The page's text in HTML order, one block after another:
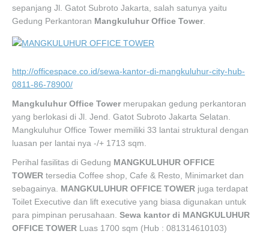
sepanjang Jl. Gatot Subroto Jakarta, salah satunya yaitu
Gedung Perkantoran Mangkuluhur Office Tower.
http://officespace.co.id/sewa-kantor-di-mangkuluhur-city-hub-
0811-86-78900/
Mangkuluhur Office Towermerupakan gedung perkantoran
yang berlokasi di Jl. Jend. Gatot Subroto Jakarta Selatan.
Mangkuluhur Office Tower memiliki 33 lantai struktural dengan
luasan per lantai nya -/+ 1713 sqm.
Perihal fasilitas di Gedung MANGKULUHUR OFFICE
TOWER tersedia Coffee shop, Cafe & Resto, Minimarket dan
sebagainya. MANGKULUHUR OFFICE TOWER juga terdapat
Toilet Executive dan lift executive yang biasa digunakan untuk
para pimpinan perusahaan. Sewa kantor di MANGKULUHUR
OFFICE TOWER Luas 1700 sqm (Hub : 081314610103)